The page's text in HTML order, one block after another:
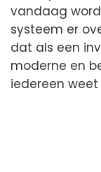
vandaag
systeem er
dat als een
moderne en
iedereen